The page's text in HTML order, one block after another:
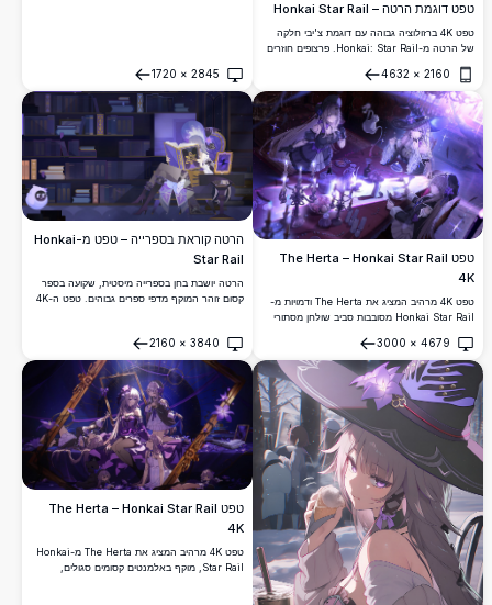
טפט דוגמת הרטה – Honkai Star Rail
טפט 4K ברזולוציה גבוהה עם דוגמת צ'יבי חלקה
של הרטה מ-Honkai: Star Rail. פרצופים חוזרים
את הטפט הזה לרקע טלפון מקסים וייחודי.
2160
×
4632
פתח
2845
×
1720
פתח
טפט The Herta – Honkai Star Rail
4K
טפט 4K מרהיב המציג את The Herta ודמויות מ-
Honkai Star Rail מסובבות סביב שולחן מסתורי
בגוון סגול, ספרי לחשים ואסתטיקה מכשפות
קסומה.
4679
×
3000
פתח
הרטה קוראת בספרייה – טפט מ-Honkai
Star Rail
הרטה יושבת בחן בספרייה מיסטית, שקועה בספר
קסום זוהר המוקף מדפי ספרים גבוהים. טפט ה-4K
3840
×
2160
פתח
טפט The Herta – Honkai Star Rail
4K
טפט 4K מרהיב המציג את The Herta מ-Honkai
Star Rail, מוקף באלמנטים קסומים סגולים,